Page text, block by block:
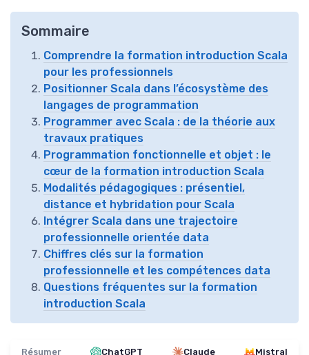
Sommaire
Comprendre la formation introduction Scala
pour les professionnels
Positionner Scala dans l’écosystème des
langages de programmation
Programmer avec Scala : de la théorie aux
travaux pratiques
Programmation fonctionnelle et objet : le
cœur de la formation introduction Scala
Modalités pédagogiques : présentiel,
distance et hybridation pour Scala
Intégrer Scala dans une trajectoire
professionnelle orientée data
Chiffres clés sur la formation
professionnelle et les compétences data
Questions fréquentes sur la formation
introduction Scala
Résumer ChatGPT Claude Mistral